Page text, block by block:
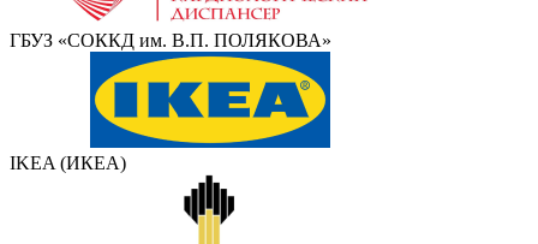
ГБУЗ «СОККД им. В.П. ПОЛЯКОВА»
IKEA (ИКЕА)